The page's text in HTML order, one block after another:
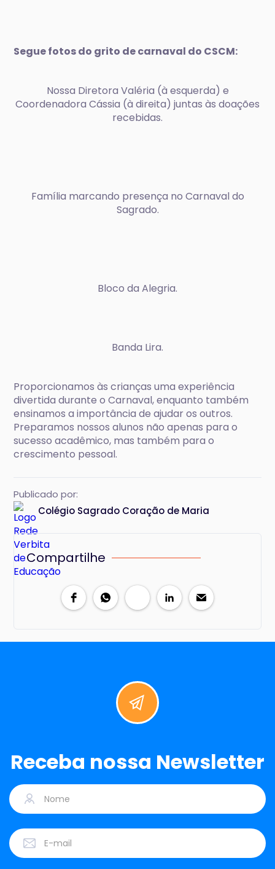
Segue fotos do grito de carnaval do CSCM:
Nossa Diretora Valéria (à esquerda) e
Coordenadora Cássia (à direita) juntas às doações
recebidas.
Família marcando presença no Carnaval do
Sagrado.
Bloco da Alegria.
Banda Lira.
Proporcionamos às crianças uma experiência
divertida durante o Carnaval, enquanto também
ensinamos a importância de ajudar os outros.
Preparamos nossos alunos não apenas para o
sucesso acadêmico, mas também para o
crescimento pessoal.
Publicado por:
Colégio Sagrado Coração de Maria
Compartilhe
Receba nossa Newsletter